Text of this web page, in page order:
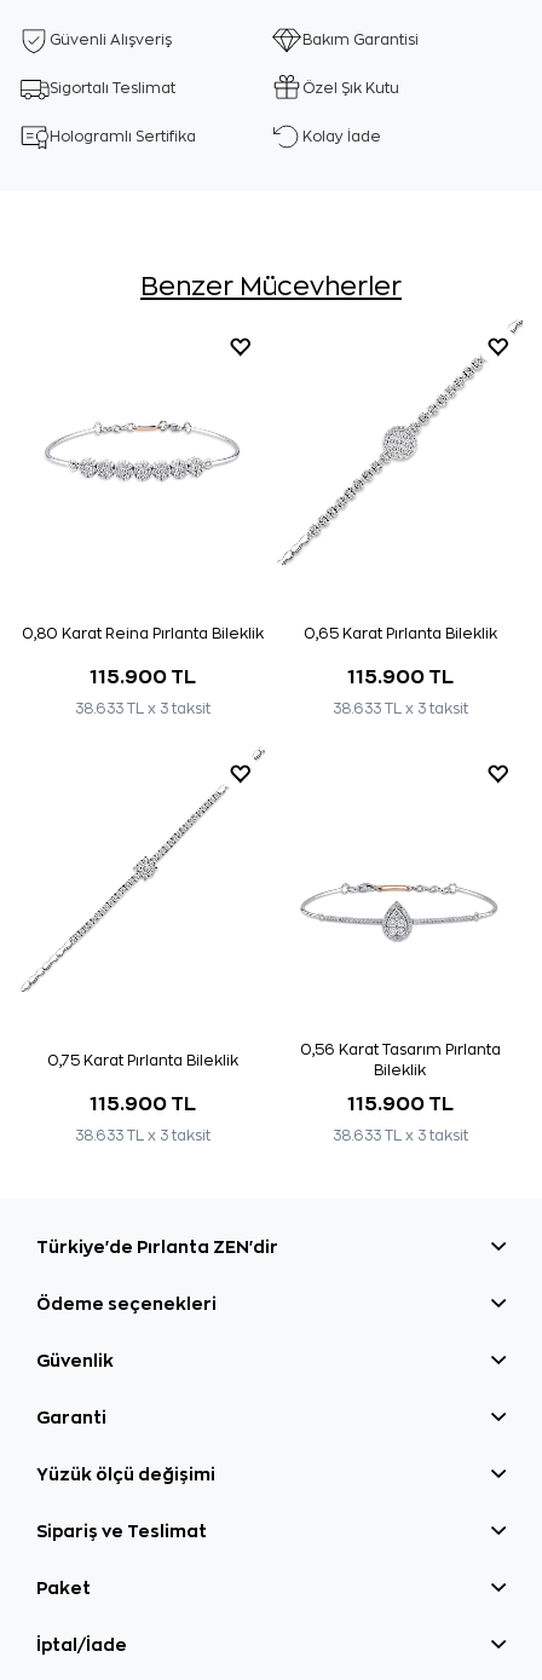
Güvenli Alışveriş Bakım Garantisi
Sigortalı Teslimat Özel Şık Kutu
Hologramlı Sertifika Kolay İade
Benzer Mücevherler
0,80 Karat Reina Pırlanta Bileklik
115.900 TL
38.633 TL x 3 taksit
0,65 Karat Pırlanta Bileklik
115.900 TL
38.633 TL x 3 taksit
0,75 Karat Pırlanta Bileklik
115.900 TL
38.633 TL x 3 taksit
0,56 Karat Tasarım Pırlanta
Bileklik
115.900 TL
38.633 TL x 3 taksit
Türkiye'de Pırlanta ZEN'dir
Ödeme seçenekleri
Güvenlik
Garanti
Yüzük ölçü değişimi
Sipariş ve Teslimat
Paket
İptal/İade